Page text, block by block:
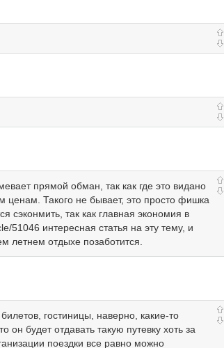
прямой обман, так как где это видано
ценам. Такого не бывает, это просто фишка
сэконмить, так как главная экономия в
51046 интересная статья на эту тему, и
летнем отдыхе позаботится.
гостиницы, наверно, какие-то
будет отдавать такую путевку хоть за
поездки все равно можно